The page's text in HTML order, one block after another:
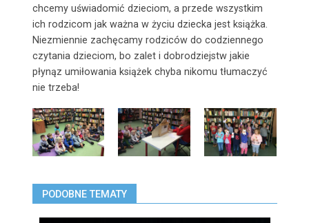
chcemy uświadomić dzieciom, a przede wszystkim
ich rodzicom jak ważna w życiu dziecka jest książka.
Niezmiennie zachęcamy rodziców do codziennego
czytania dzieciom, bo zalet i dobrodziejstw jakie
płynąz umiłowania książek chyba nikomu tłumaczyć
nie trzeba!
PODOBNE TEMATY